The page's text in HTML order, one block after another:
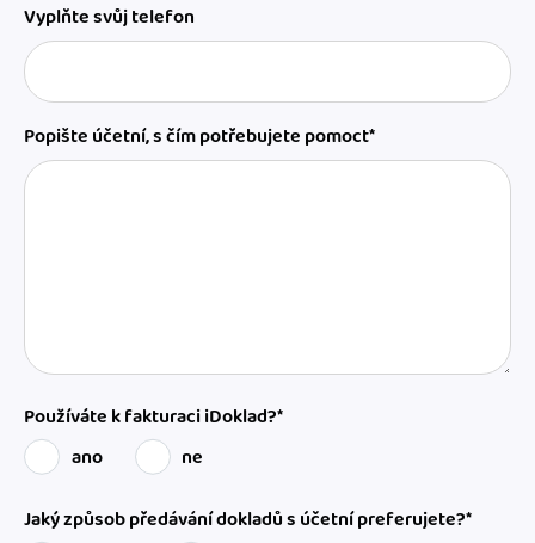
Vyplňte svůj telefon
Popište účetní, s čím potřebujete pomoct*
Používáte k fakturaci iDoklad?*
ano
ne
Jaký způsob předávání dokladů s účetní preferujete?*